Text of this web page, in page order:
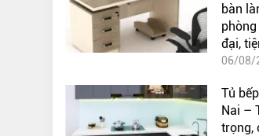
bàn
đại,
06/08/
Tủ
Nai –
trọng,